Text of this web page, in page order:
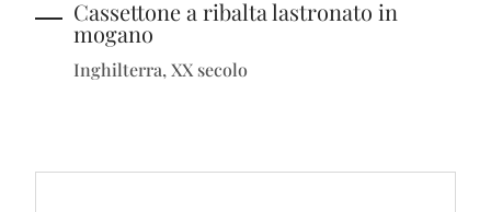
Cassettone a ribalta lastronato in
mogano
Inghilterra, XX secolo